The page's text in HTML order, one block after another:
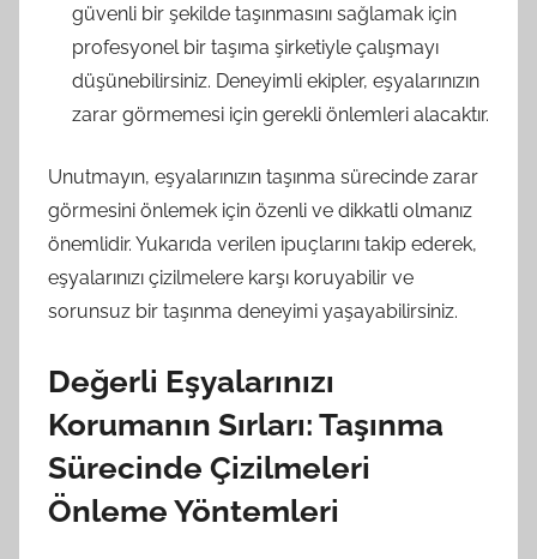
güvenli bir şekilde taşınmasını sağlamak için
profesyonel bir taşıma şirketiyle çalışmayı
düşünebilirsiniz. Deneyimli ekipler, eşyalarınızın
zarar görmemesi için gerekli önlemleri alacaktır.
Unutmayın, eşyalarınızın taşınma sürecinde zarar
görmesini önlemek için özenli ve dikkatli olmanız
önemlidir. Yukarıda verilen ipuçlarını takip ederek,
eşyalarınızı çizilmelere karşı koruyabilir ve
sorunsuz bir taşınma deneyimi yaşayabilirsiniz.
Değerli Eşyalarınızı
Korumanın Sırları: Taşınma
Sürecinde Çizilmeleri
Önleme Yöntemleri